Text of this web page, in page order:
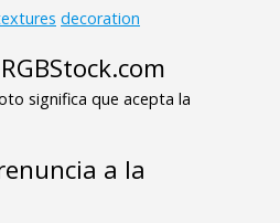
decoration
significa que acepta la
a la